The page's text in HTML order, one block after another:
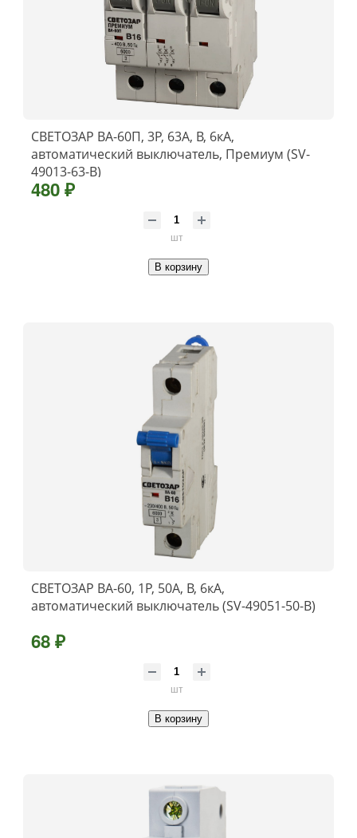
СВЕТОЗАР ВА-60П, 3P, 63А, B, 6кА,
автоматический выключатель, Премиум (SV-
49013-63-B)
480 ₽
шт
В корзину
СВЕТОЗАР ВА-60, 1P, 50А, B, 6кА,
автоматический выключатель (SV-49051-50-B)
68 ₽
шт
В корзину